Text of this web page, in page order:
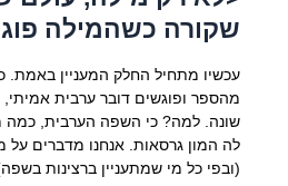
שקורה כשהמילה
עכשיו מתחיל החלק המעניין באמת.
מהספר ופוגשים דובר ערבית
שונה. למה? כי השפה הערבית, כמה
לה המון גרסאות. אנחנו מדברים
(ובפי כל מי שמתעניין ברצינות